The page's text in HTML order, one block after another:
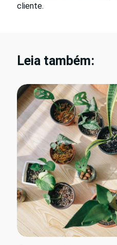
cliente.
Leia também: